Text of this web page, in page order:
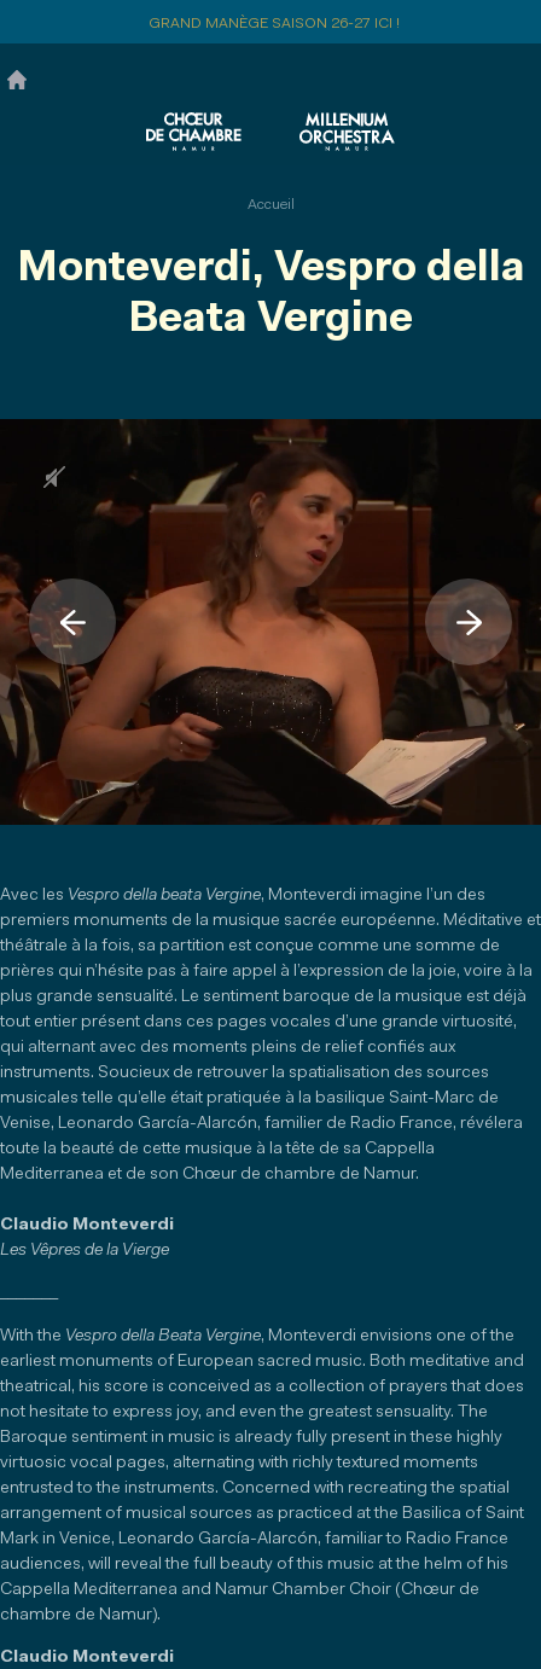
principal
GRAND MANÈGE SAISON 26-27 ICI !
Accueil
Monteverdi, Vespro della
Beata Vergine
Avec les Vespro della beata Vergine, Monteverdi imagine l’un des
premiers monuments de la musique sacrée européenne. Méditative et
théâtrale à la fois, sa partition est conçue comme une somme de
prières qui n’hésite pas à faire appel à l’expression de la joie, voire à la
plus grande sensualité. Le sentiment baroque de la musique est déjà
tout entier présent dans ces pages vocales d’une grande virtuosité,
qui alternant avec des moments pleins de relief confiés aux
instruments. Soucieux de retrouver la spatialisation des sources
musicales telle qu’elle était pratiquée à la basilique Saint-Marc de
Venise, Leonardo García-Alarcón, familier de Radio France, révélera
toute la beauté de cette musique à la tête de sa Cappella
Mediterranea et de son Chœur de chambre de Namur.
Claudio Monteverdi
Les Vêpres de la Vierge
With the Vespro della Beata Vergine, Monteverdi envisions one of the
earliest monuments of European sacred music. Both meditative and
theatrical, his score is conceived as a collection of prayers that does
not hesitate to express joy, and even the greatest sensuality. The
Baroque sentiment in music is already fully present in these highly
virtuosic vocal pages, alternating with richly textured moments
entrusted to the instruments. Concerned with recreating the spatial
arrangement of musical sources as practiced at the Basilica of Saint
Mark in Venice, Leonardo García-Alarcón, familiar to Radio France
audiences, will reveal the full beauty of this music at the helm of his
Cappella Mediterranea and Namur Chamber Choir (Chœur de
chambre de Namur).
Claudio Monteverdi